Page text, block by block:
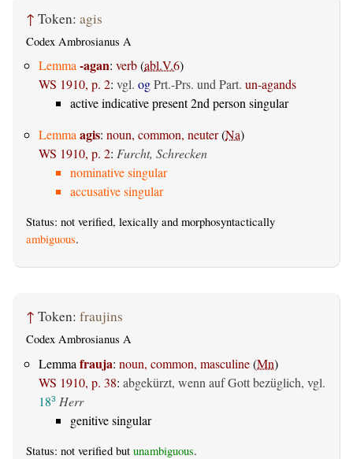
↑ Token: agis
Codex Ambrosianus A
Lemma-agan: verb(abl.V.6)
WS 1910, p. 2: vgl. ogPrt.-Prs. und Part. un-agands
active indicative present 2nd person singular
Lemmaagis: noun, common, neuter(Na)
WS 1910, p. 2: Furcht, Schrecken
nominative singular
accusative singular
Status: not verified, lexically and morphosyntactically
ambiguous.
↑ Token: fraujins
Codex Ambrosianus A
Lemma frauja: noun, common, masculine(Mn)
WS 1910, p. 38: abgekürzt, wenn auf Gott bezüglich, vgl.
183 Herr
genitive singular
Status: not verified but unambiguous.